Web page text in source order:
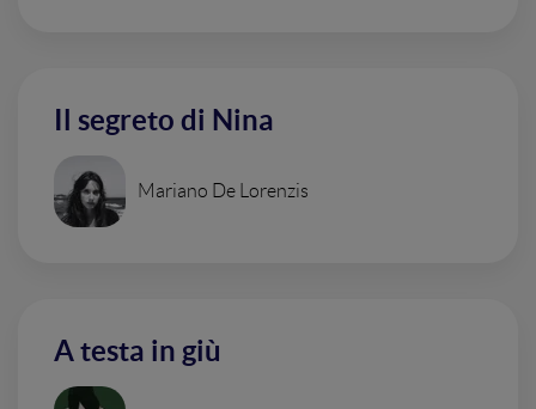
Il segreto di Nina
Mariano De Lorenzis
A testa in giù